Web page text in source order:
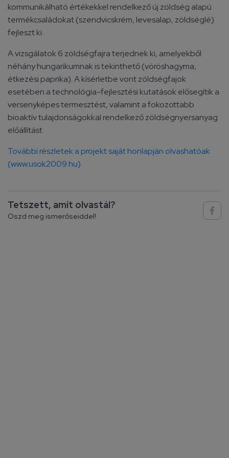
kommunikálható értékekkel rendelkező új zöldség alapú
termékcsaládokat (szendvicskrém, levesalap, zöldséglé)
fejleszt ki.
A vizsgálatok 6 zöldségfajra terjednek ki, amelyekből
néhány hungarikumnak is tekinthető (vöröshagyma,
étkezési paprika). A kísérletbe vont zöldségfajok
esetében a technológia-fejlesztési kutatások elősegítik a
versenyképes termesztést, valamint a fokozottabb
bioaktív tulajdonságokkal rendelkező zöldségnyersanyag
előállítást.
További részletek a projekt saját honlapján olvashatóak
(www.usok2009.hu)
Tetszett, amit olvastál?
Oszd meg ismerőseiddel!